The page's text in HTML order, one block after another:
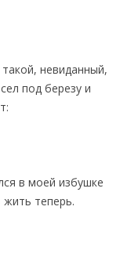
невиданный,
под березу и
в моей избушке
жить теперь.